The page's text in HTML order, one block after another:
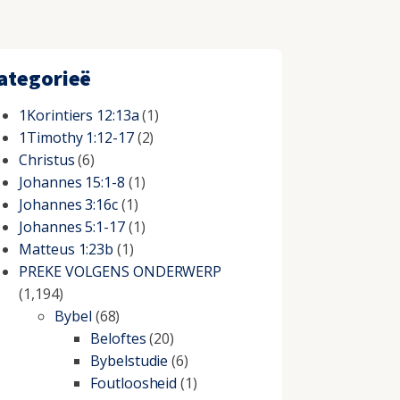
1Korintiers 12:13a(1)
1Timothy 1:12-17(2)
Christus(6)
Johannes 15:1-8 (1)
Johannes 3:16c(1)
Johannes 5:1-17(1)
Matteus 1:23b (1)
PREKE VOLGENS ONDERWERP
(1,194)
Bybel (68)
Beloftes(20)
Bybelstudie (6)
Foutloosheid (1)